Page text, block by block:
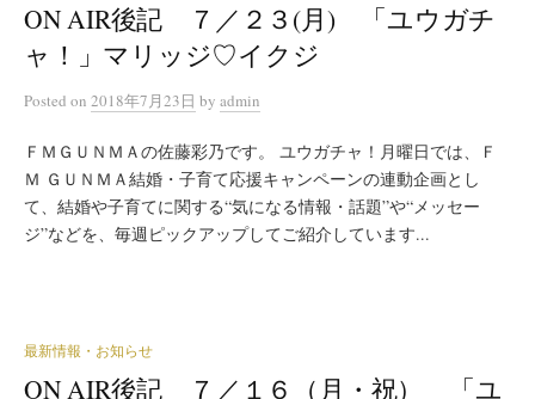
ON AIR後記 ７／２３(月) 「ユウガチ
ャ！」マリッジ♡イクジ
Posted on 2018年7月23日 by admin
ＦＭＧＵＮＭＡの佐藤彩乃です。 ユウガチャ！月曜日では、Ｆ
Ｍ ＧＵＮＭＡ結婚・子育て応援キャンペーンの連動企画とし
て、結婚や子育てに関する“気になる情報・話題”や“メッセー
ジ”などを、毎週ピックアップしてご紹介しています...
最新情報・お知らせ
ON AIR後記 ７／１６（月・祝） 「ユ